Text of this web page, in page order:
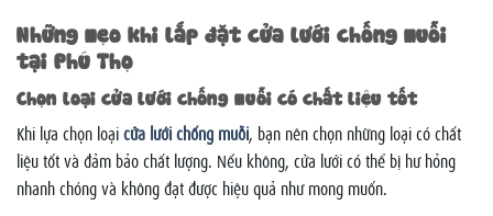
Những mẹo khi lắp đặt cửa lưới chống muỗi
tại Phú Thọ
Chọn loại cửa lưới chống muỗi có chất liệu tốt
Khi lựa chọn loạicửa lưới chống muỗi, bạn nên chọn những loại có chất
liệu tốt và đảm bảo chất lượng. Nếu không, cửa lưới có thể bị hư hỏng
nhanh chóng và không đạt được hiệu quả như mong muốn.